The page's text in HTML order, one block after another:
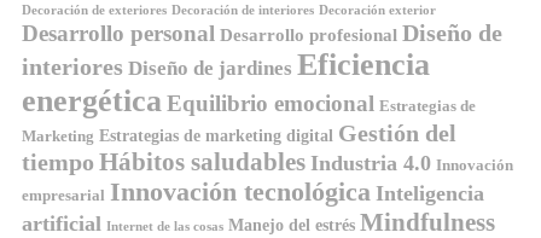
Decoración de exteriores Decoración de interiores Decoración exterior
Desarrollo personal Desarrollo profesional Diseño de
interiores Diseño de jardines Eficiencia
energéticaEquilibrio emocional Estrategias de
Marketing Estrategias de marketing digital Gestión del
tiempo Hábitos saludables Industria 4.0 Innovación
empresarial Innovación tecnológica Inteligencia
artificial Internet de las cosas Manejo del estrés Mindfulness